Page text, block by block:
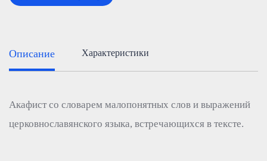
Описание Характеристики
Акафист со словарем малопонятных слов и выражений
церковнославянского языка, встречающихся в тексте.